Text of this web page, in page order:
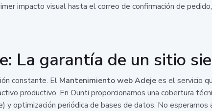
impacto visual hasta el correo de confirmación de
La garantía de un sitio
constante. El Mantenimiento web Adejees el servicio
productivo. En Ounti proporcionamos una cobertura
y optimización periódica de bases de datos. No esperamos